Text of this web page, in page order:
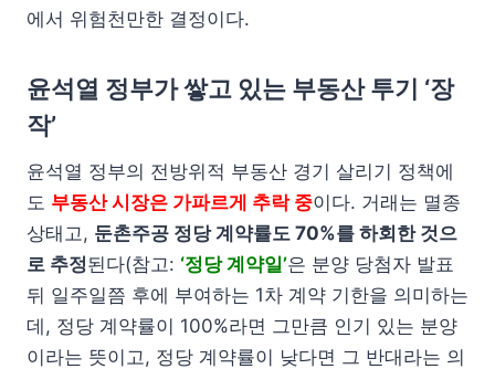
에서 위험천만한 결정이다.
윤석열 정부가 쌓고 있는 부동산 투기 ‘장
작’
윤석열 정부의 전방위적 부동산 경기 살리기 정책에
도 부동산 시장은 가파르게 추락 중이다. 거래는 멸종
상태고, 둔촌주공 정당 계약률도 70%를 하회한 것으
로 추정된다(참고: ‘정당 계약일’은 분양 당첨자 발표
뒤 일주일쯤 후에 부여하는 1차 계약 기한을 의미하는
데, 정당 계약률이 100%라면 그만큼 인기 있는 분양
이라는 뜻이고, 정당 계약률이 낮다면 그 반대라는 의